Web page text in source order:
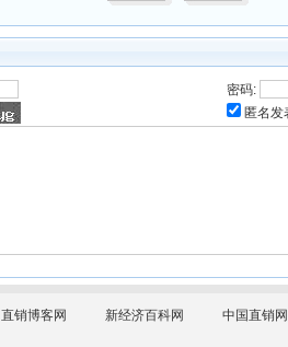
密码:
匿名发
直销博客网 新经济百科网 中国直销网